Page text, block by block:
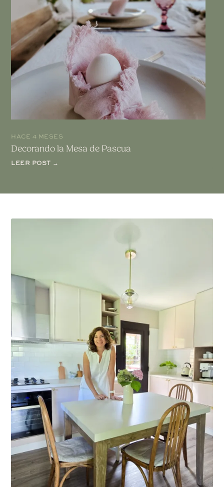
HACE 4 MESES
Decorando la Mesa de Pascua
LEER POST →